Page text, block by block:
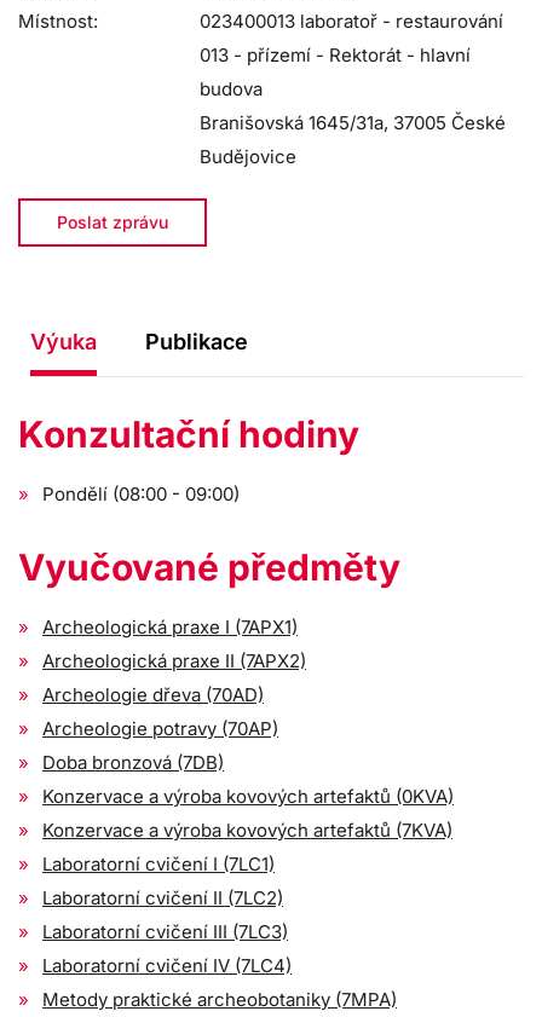
Místnost:
023400013 laboratoř - restaurování
013 - přízemí - Rektorát - hlavní
budova
Branišovská 1645/31a, 37005 České
Budějovice
Poslat zprávu
Výuka Publikace
Konzultační hodiny
Pondělí (08:00 - 09:00)
Vyučované předměty
Archeologická praxe I (7APX1)
Archeologická praxe II (7APX2)
Archeologie dřeva (70AD)
Archeologie potravy (70AP)
Doba bronzová (7DB)
Konzervace a výroba kovových artefaktů (0KVA)
Konzervace a výroba kovových artefaktů (7KVA)
Laboratorní cvičení I (7LC1)
Laboratorní cvičení II (7LC2)
Laboratorní cvičení III (7LC3)
Laboratorní cvičení IV (7LC4)
Metody praktické archeobotaniky (7MPA)